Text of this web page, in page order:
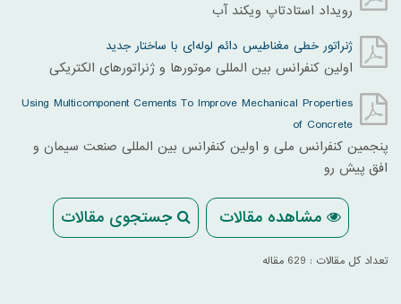
رویداد استادتاپ ویکند آب
ژنراتور خطی مغناطیس دائم لوله‌ای با ساختار جدید
اولین کنفرانس بین المللی موتورها و ژنراتورهای الکتریکی
Using Multicomponent Cements To Improve Mechanical Properties
of Concrete
پنجمین کنفرانس ملی و اولین کنفرانس بین المللی صنعت سیمان و
افق پیش رو
مشاهده مقالات جستجوی مقالات
تعداد کل مقالات : 629 مقاله